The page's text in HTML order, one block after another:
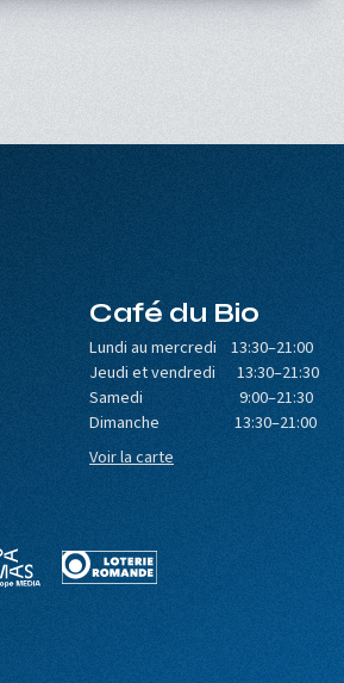
Café du Bio
Lundi au mercredi 13:30–21:00
Jeudi et vendredi 13:30–21:30
Samedi 9:00–21:30
Dimanche 13:30–21:00
Voir la carte